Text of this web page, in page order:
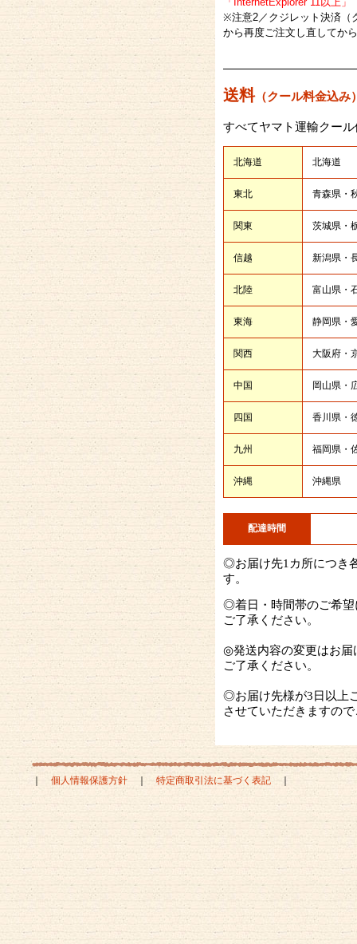
※注意2／クジレット決済（
から再度ご注文し直してか
送料（クール料金込み
すべてヤマト運輸クー
北海道 北海道
東北 青森県・
関東 茨城県・
信越 新潟県・
北陸 富山県・
東海 静岡県・
関西 大阪府・
中国 岡山県・
四国 香川県・
九州 福岡県・
沖縄 沖縄県
配達時間
◎お届け先1カ所につき
す。
◎着日・時間帯のご希望
ご了承ください。
◎発送内容の変更はお届
ご了承ください。
◎お届け先様が3日以上
させていただきますの
個人情報保護方針 特定商取引法に基づく表記